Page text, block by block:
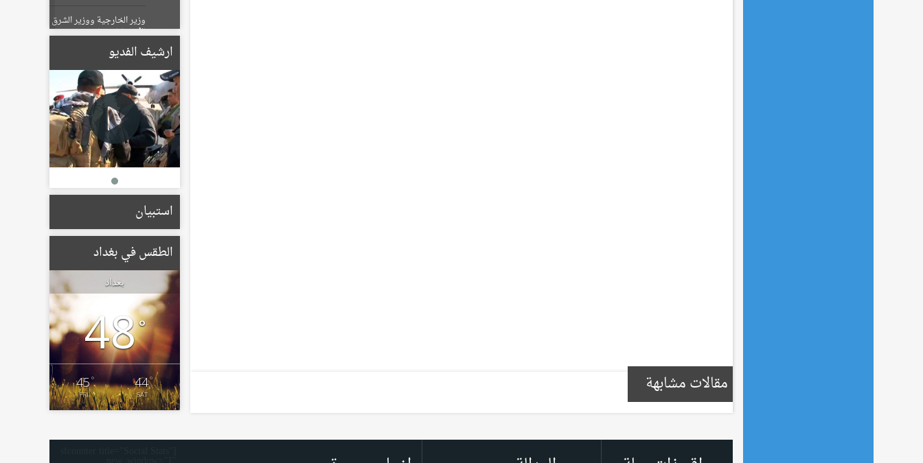
مقالات مشابهة
وزير الخارجية ووزير الشرق
الأوسط البريطاني يبحثان
الأوضاع الإقليمية
والتطورات بالمنطقة
19/05/2026
الإعمار تعلن تشكيل لجان
لتعويض أصحاب الأراضي
المتأثرة بمسار الطريق
الحلقي الرابع
22/01/2026
ارشيف الفديو
استبيان
الطقس في بغداد
بغداد
48°
45°
FRI
44°
SAT